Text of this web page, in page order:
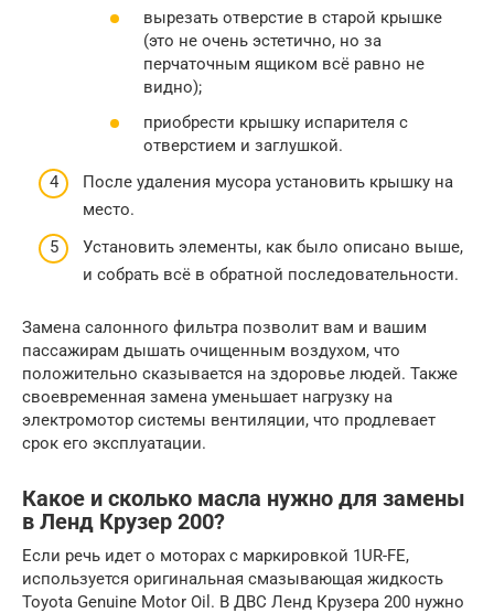
вырезать отверстие в старой крышке
(это не очень эстетично, но за
перчаточным ящиком всё равно не
видно);
приобрести крышку испарителя с
отверстием и заглушкой.
После удаления мусора установить крышку на
место.
Установить элементы, как было описано выше,
и собрать всё в обратной последовательности.
Замена салонного фильтра позволит вам и вашим
пассажирам дышать очищенным воздухом, что
положительно сказывается на здоровье людей. Также
своевременная замена уменьшает нагрузку на
электромотор системы вентиляции, что продлевает
срок его эксплуатации.
Какое и сколько масла нужно для замены
в Ленд Крузер 200?
Если речь идет о моторах с маркировкой 1UR-FE,
используется оригинальная смазывающая жидкость
Toyota Genuine Motor Oil. В ДВС Ленд Крузера 200 нужно